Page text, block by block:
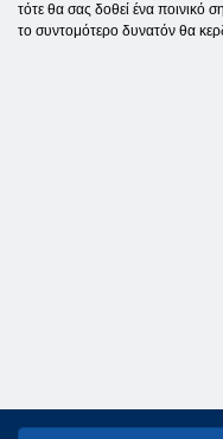
τότε θα σας δοθεί ένα ποινικό
το συντομότερο δυνατόν θα